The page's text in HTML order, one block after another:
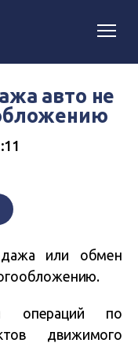
авто не
или обмен
операций по
движимого